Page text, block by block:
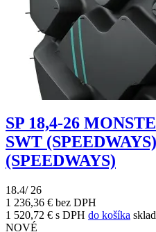
SP 18,4-26
SWT
(SPEEDWAYS)
18.4/ 26
1 236,36 € bez DPH
1 520,72 € s DPH do košíka
NOVÉ